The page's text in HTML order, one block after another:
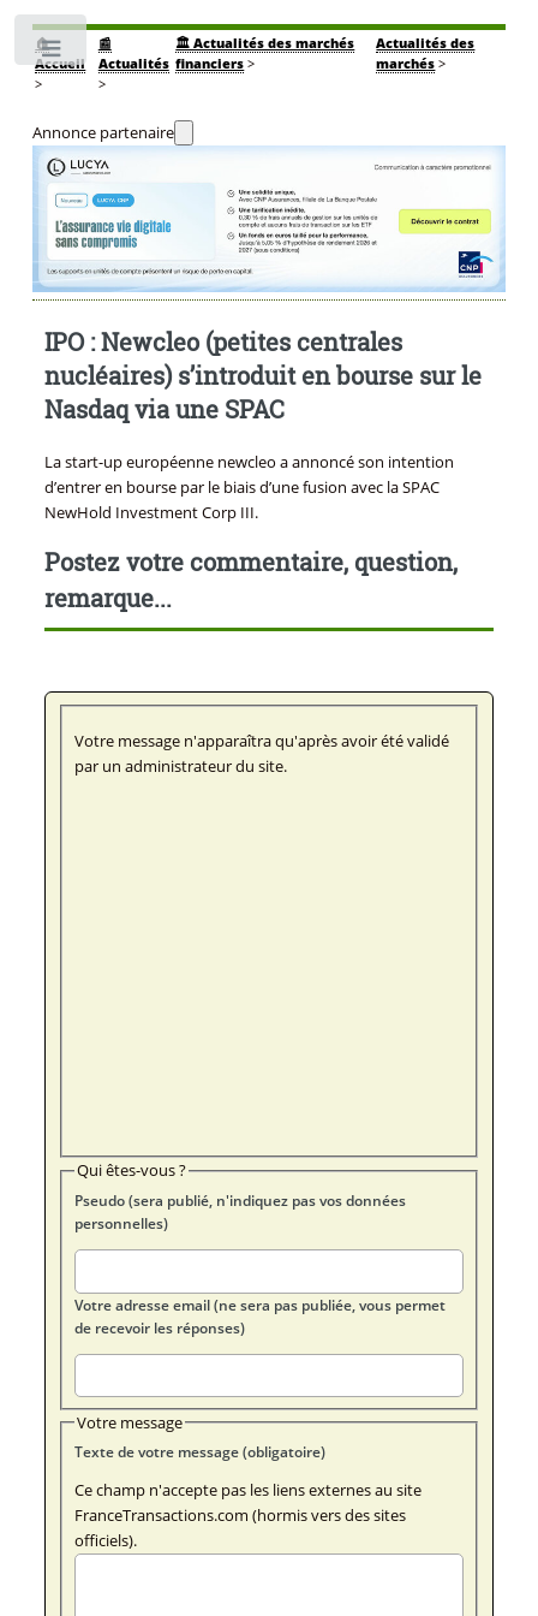
🏠
Accueil
>
📰
Actualités
>
🏛️ Actualités des marchés
financiers >
Actualités des
marchés >
Annonce partenaire
IPO : Newcleo (petites centrales
nucléaires) s’introduit en bourse sur le
Nasdaq via une SPAC
La start-up européenne newcleo a annoncé son intention
d’entrer en bourse par le biais d’une fusion avec la SPAC
NewHold Investment Corp III.
Postez votre commentaire, question,
remarque...
Votre message n'apparaîtra qu'après avoir été validé
par un administrateur du site.
Qui êtes-vous ?
Pseudo (sera publié, n'indiquez pas vos données
personnelles)
Votre adresse email (ne sera pas publiée, vous permet
de recevoir les réponses)
Votre message
Texte de votre message (obligatoire)
Ce champ n'accepte pas les liens externes au site
FranceTransactions.com (hormis vers des sites
officiels).
Toggle